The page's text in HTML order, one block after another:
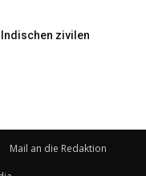
zivilen
Mail an die Redaktion